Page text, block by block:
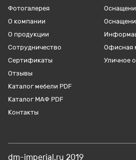
Фотогалерея
О компании
О продукции
Сотрудничество
Сертификаты
Отзывы
Каталог мебели PDF
Каталог МАФ PDF
Контакты
Офисная
Уличное
dm-imperial.ru 2019